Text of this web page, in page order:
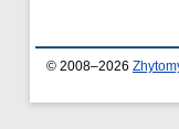
© 2008–2026